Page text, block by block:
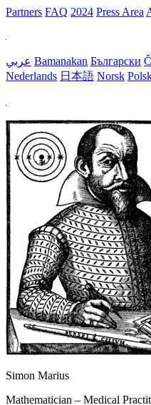
Partners FAQ 2024 Press Area
عربي Bamanakan Български
Nederlands 日本語 Norsk
Simon Marius
Mathematician – Medical